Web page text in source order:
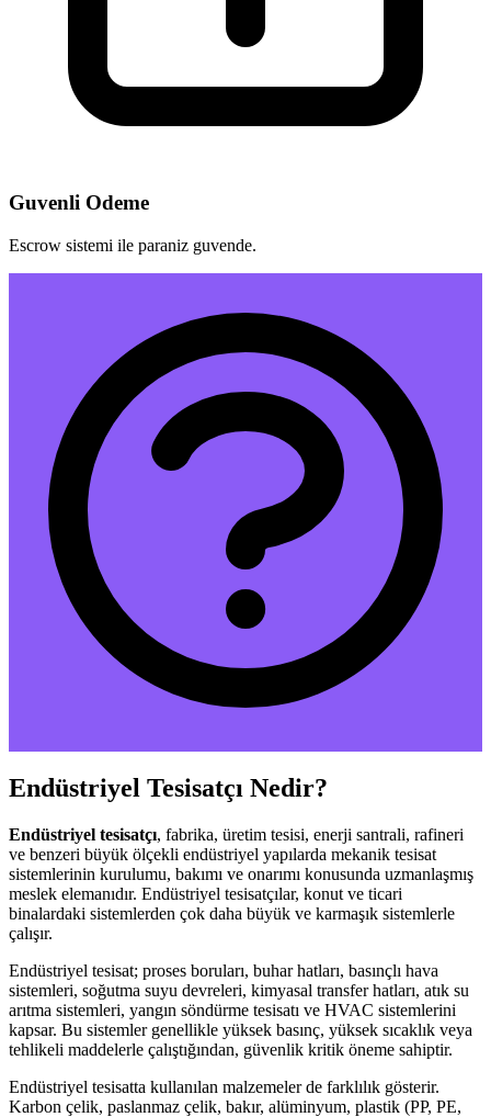
Guvenli Odeme
Escrow sistemi ile paraniz guvende.
Endüstriyel Tesisatçı Nedir?
Endüstriyel tesisatçı, fabrika, üretim tesisi, enerji santrali, rafineri
ve benzeri büyük ölçekli endüstriyel yapılarda mekanik tesisat
sistemlerinin kurulumu, bakımı ve onarımı konusunda uzmanlaşmış
meslek elemanıdır. Endüstriyel tesisatçılar, konut ve ticari
binalardaki sistemlerden çok daha büyük ve karmaşık sistemlerle
çalışır.
Endüstriyel tesisat; proses boruları, buhar hatları, basınçlı hava
sistemleri, soğutma suyu devreleri, kimyasal transfer hatları, atık su
arıtma sistemleri, yangın söndürme tesisatı ve HVAC sistemlerini
kapsar. Bu sistemler genellikle yüksek basınç, yüksek sıcaklık veya
tehlikeli maddelerle çalıştığından, güvenlik kritik öneme sahiptir.
Endüstriyel tesisatta kullanılan malzemeler de farklılık gösterir.
Karbon çelik, paslanmaz çelik, bakır, alüminyum, plastik (PP, PE,